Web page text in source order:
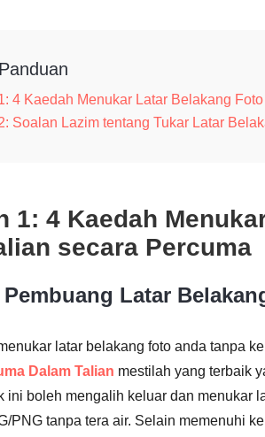
4 Kaedah Menukar Latar Belakang
Soalan Lazim tentang Tukar Latar
1: 4 Kaedah
secara Percuma
Latar
latar belakang foto anda tanpa
Dalam Talian mestilah yang terbaik
ini boleh mengalih keluar dan menukar
PNG tanpa tera air. Selain memenuhi